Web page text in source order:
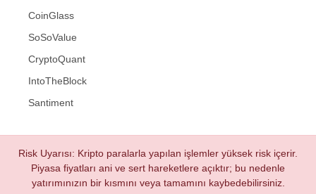
CoinGlass
SoSoValue
CryptoQuant
IntoTheBlock
Santiment
Risk Uyarısı: Kripto paralarla yapılan işlemler yüksek risk içerir.
Piyasa fiyatları ani ve sert hareketlere açıktır; bu nedenle
yatırımınızın bir kısmını veya tamamını kaybedebilirsiniz.